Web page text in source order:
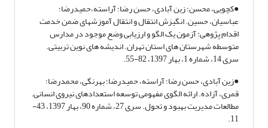
●کچویی، محسن؛ زین آبادی، حسن رضا؛ آراسته،حمیدرضا؛
عباسیان، حسین. انگیزش انتقال و انتقال آموزشهای ضمن خدمت
اقدام پژوهی: آزمون یک الگو و ارزیابی وضع موجود در مدارس
متوسطه شهرستان های استان تهران. اندیشه های نوین تربیتی.
سری 14، شماره 1، بهار 1397، 82-55.
●زین آبادی، حسن رضا؛ آراسته، حمیدرضا؛ بهرنگی، محمدرضا؛
قمری، آزاده. ارائه الگوی مفهومی توسعه استعدادهای نیروی انسانی.
مطالعات مدیریت بهبود و تحول. سری 27، شماره 90، بهار 1397، 43-
11.